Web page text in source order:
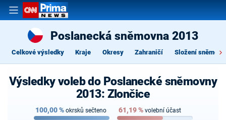
Poslanecká sněmovna 2013
Celkové výsledky Kraje Okresy Zahraničí Složení
Výsledky voleb do Poslanecké sněmovny
2013: Zlončice
100,00% okrsků sečteno 61,19% volební účast